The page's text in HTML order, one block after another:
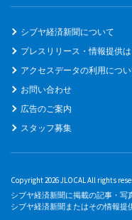
シブヤ経済新聞について
プレスリリース・情報提供
アクセスデータの利用につ
お問い合わせ
広告のご案内
スタッフ募集
Copyright 2026 JLOCAL All rights
シブヤ経済新聞に掲載の記事・写
シブヤ経済新聞またはその情報提